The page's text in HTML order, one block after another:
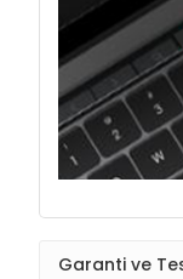
Garanti ve